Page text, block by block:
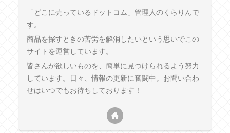
「どこに売っているドットコム」管理人のくらりんで
す。
商品を探すときの苦労を解消したいという思いでこの
サイトを運営しています。
皆さんが欲しいものを、簡単に見つけられるよう努力
しています。日々、情報の更新に奮闘中。お問い合わ
せはいつでもお待ちしております！